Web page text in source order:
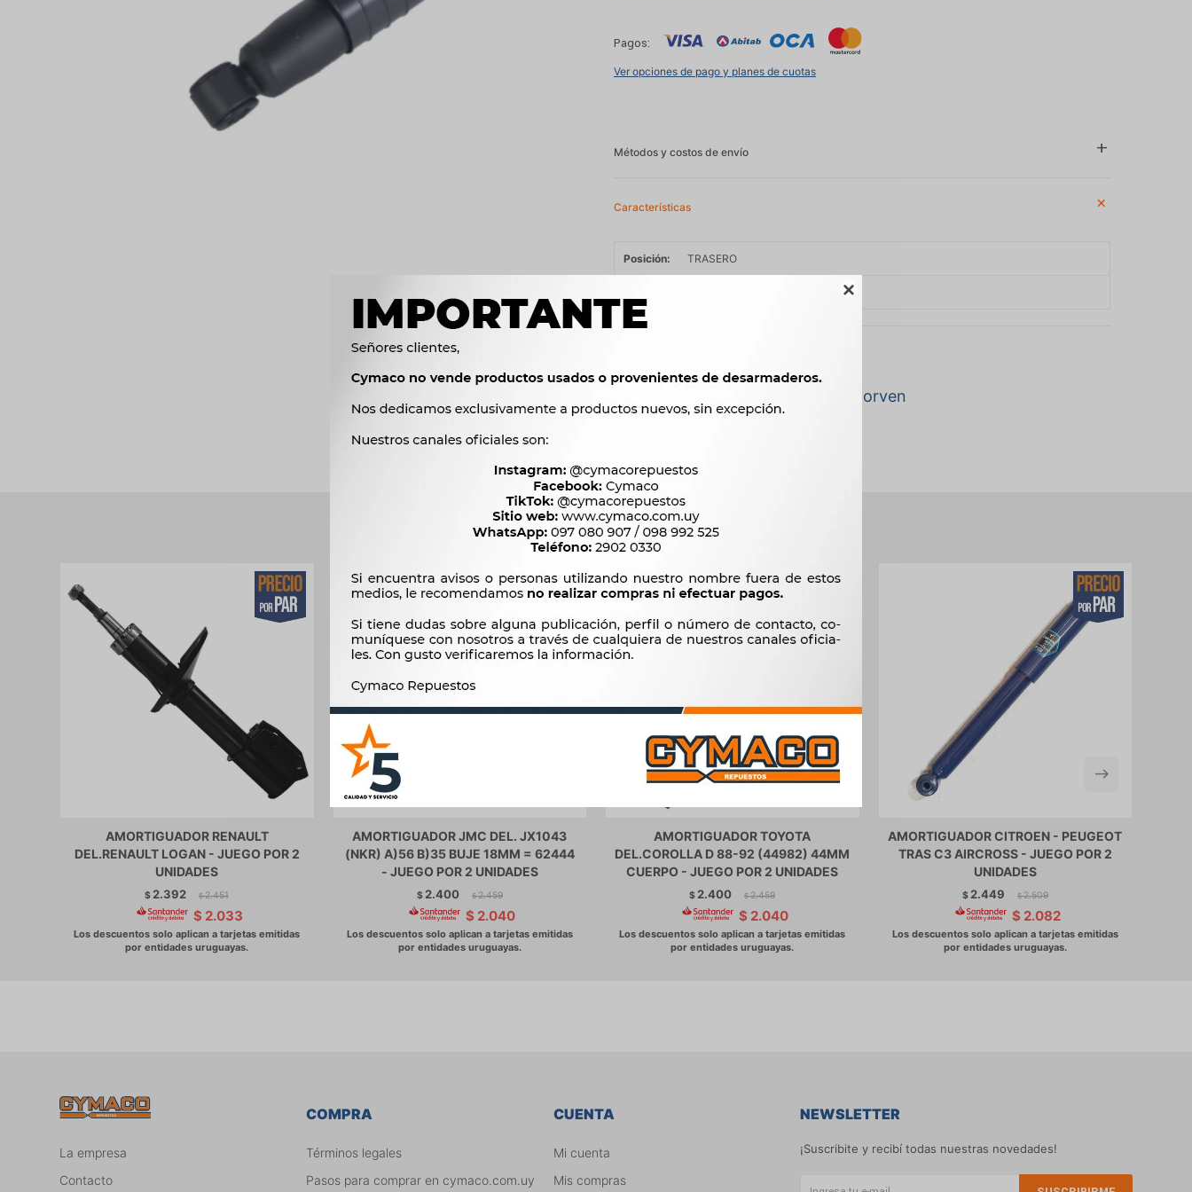

Pagos:
Ver opciones de pago y planes de cuotas
Métodos y costos de envío
Características
Posición TRASERO
Ver mas productos de la marca Corven
Productos que te pueden interesar
AMORTIGUADOR RENAULT
DEL.RENAULT LOGAN - JUEGO POR 2
UNIDADES
$ 2.392 $ 2.451
$ 2.033
AMORTIGUADOR JMC DEL. JX1043
(NKR) A)56 B)35 BUJE 18MM = 62444
- JUEGO POR 2 UNIDADES
$ 2.400 $ 2.459
$ 2.040
AMORTIGUADOR TOYOTA
DEL.COROLLA D 88-92 (44982) 44MM
CUERPO - JUEGO POR 2 UNIDADES
$ 2.400 $ 2.459
$ 2.040
AMORTIGUADOR CITROEN - PEUGEOT
TRAS C3 AIRCROSS - JUEGO POR 2
UNIDADES
$ 2.449 $ 2.509
$ 2.082
La empresa
Contacto
COMPRA
Términos legales
Pasos para comprar en cymaco.com.uy
CUENTA
Mi cuenta
Mis compras
NEWSLETTER
¡Suscribite y recibí todas nuestras novedades!